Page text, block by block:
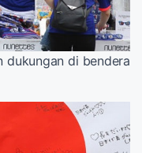
dukungan di bendera